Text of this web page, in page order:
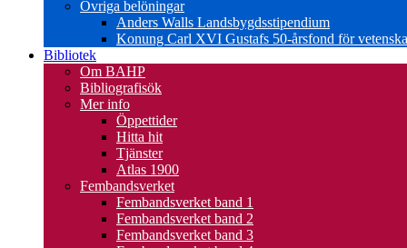
Övriga belöningar
Anders Walls Landsbygdsstipendium
Konung Carl XVI Gustafs 50-årsfond för
Bibliotek
Om BAHP
Bibliografisök
Mer info
Öppettider
Hitta hit
Tjänster
Atlas 1900
Fembandsverket
Fembandsverket band 1
Fembandsverket band 2
Fembandsverket band 3